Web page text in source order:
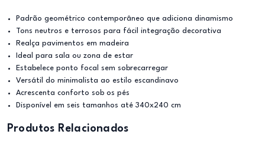
Padrão geométrico contemporâneo que adiciona dinamismo
Tons neutros e terrosos para fácil integração decorativa
Realça pavimentos em madeira
Ideal para sala ou zona de estar
Estabelece ponto focal sem sobrecarregar
Versátil do minimalista ao estilo escandinavo
Acrescenta conforto sob os pés
Disponível em seis tamanhos até 340x240 cm
Produtos Relacionados